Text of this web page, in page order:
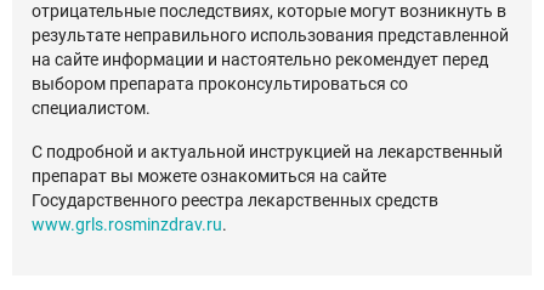
отрицательные последствиях, которые могут возникнуть в
результате неправильного использования представленной
на сайте информации и настоятельно рекомендует перед
выбором препарата проконсультироваться со
специалистом.
С подробной и актуальной инструкцией на лекарственный
препарат вы можете ознакомиться на сайте
Государственного реестра лекарственных средств
www.grls.rosminzdrav.ru.